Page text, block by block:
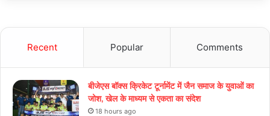
Recent Popular Comments
बीजेएस बॉक्स क्रिकेट टूर्नामेंट में जैन समाज के युवाओं का
जोश, खेल के माध्यम से एकता का संदेश
18 hours ago